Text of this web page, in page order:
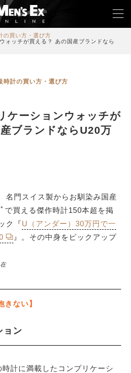
の買い方・選び方
ォッチが買える？ あの国産ブランドなら
時計の買い方・選び方
ケーションウォッチが
ブランドならU20万
⾨スイス製からお馴染み国産
＊ で買える傑作時計150本超を掲
ク『U（アンダー）30万円で一
』。その中身をピックアップ
きない】
ョン
計に満載したコンプリケーシ